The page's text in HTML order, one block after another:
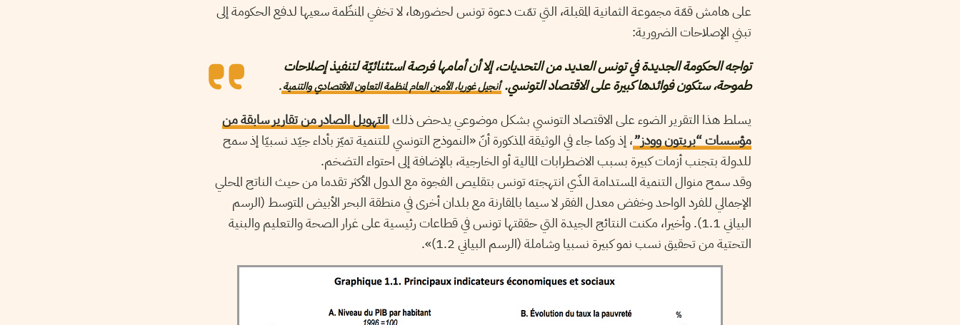
على هامش قمّة مجموعة الثمانية المقبلة، التي تمّت دعوة تونس لحضورها، لا تخفي المنظّمة سعيها لدفع الحكومة إلى
تبني الإصلاحات الضرورية:
تواجه الحكومة الجديدة في تونس العديد من التحديات، إلا أن أمامها فرصة استثنائيّة لتنفيذ إصلاحات
طموحة، ستكون فوائدها كبيرة على الاقتصاد التونسي.أنجيل غوريا، الأمين العام لمنظمة التعاون الاقتصادي والتنمية.
يسلط هذا التقرير الضوء على الاقتصاد التونسي بشكل موضوعي يدحض ذلك التهويل الصادر من تقارير سابقة من
مؤسسات “بريتون وودز”، إذ وكما جاء في الوثيقة المذكورة أنّ «النموذج التونسي للتنمية تميّز بأداء جيّد نسبيّا إذ سمح
للدولة بتجنب أزمات كبيرة بسبب الاضطرابات المالية أو الخارجية، بالإضافة إلى احتواء التضخم.
وقد سمح منوال التنمية المستدامة الذّي انتهجته تونس بتقليص الفجوة مع الدول الأكثر تقدما من حيث الناتج المحلي
الإجمالي للفرد الواحد وخفض معدل الفقر لا سيما بالمقارنة مع بلدان أخرى في منطقة البحر الأبيض المتوسط (الرسم
البياني 1.1). وأخيرا، مكنت النتائج الجيدة التي حققتها تونس في قطاعات رئيسية على غرار الصحة والتعليم والبنية
التحتية من تحقيق نسب نمو كبيرة نسبيا وشاملة (الرسم البياني 1.2)».